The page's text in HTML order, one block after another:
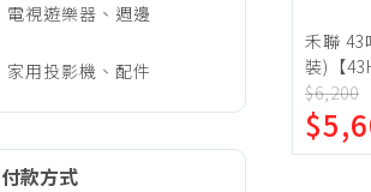
電視遊樂器、週邊
家用投影機、配件
付款方式
禾聯 43
裝)【
$6,200